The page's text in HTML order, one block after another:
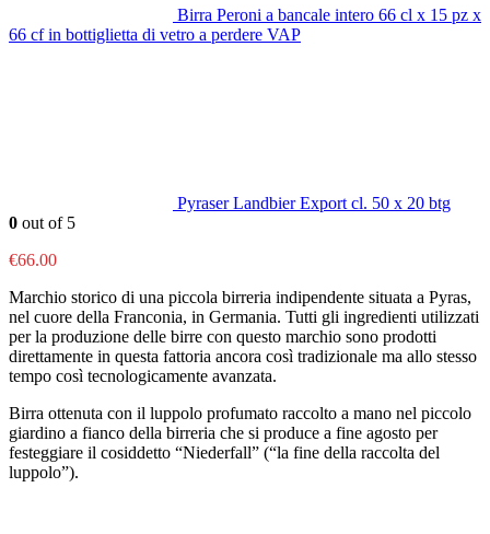
Birra Peroni a bancale intero 66 cl x 15 pz x
66 cf in bottiglietta di vetro a perdere VAP
Pyraser Landbier Export cl. 50 x 20 btg
0 out of 5
€66.00
Marchio storico di una piccola birreria indipendente situata a Pyras,
nel cuore della Franconia, in Germania. Tutti gli ingredienti utilizzati
per la produzione delle birre con questo marchio sono prodotti
direttamente in questa fattoria ancora così tradizionale ma allo stesso
tempo così tecnologicamente avanzata.
Birra ottenuta con il luppolo profumato raccolto a mano nel piccolo
giardino a fianco della birreria che si produce a fine agosto per
festeggiare il cosiddetto “Niederfall” (“la fine della raccolta del
luppolo”).